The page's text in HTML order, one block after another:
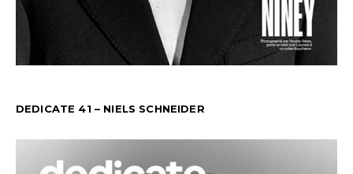
DEDICATE 41 – NIELS SCHNEIDER